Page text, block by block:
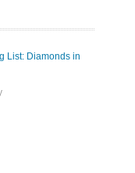
List: Diamonds in